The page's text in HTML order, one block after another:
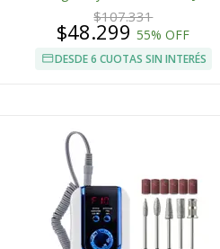
$107.331
$48.29955% OFF
DESDE 6 CUOTAS SIN INTERÉS